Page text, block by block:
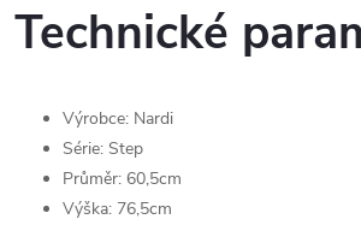
Technické
Výrobce: Nardi
Série: Step
Průměr: 60,5cm
Výška: 76,5cm